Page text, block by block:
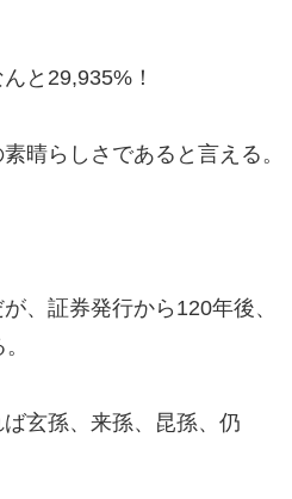
と29,935%！
晴らしさであると言える。
、証券発行から120年後、
玄孫、来孫、昆孫、仍